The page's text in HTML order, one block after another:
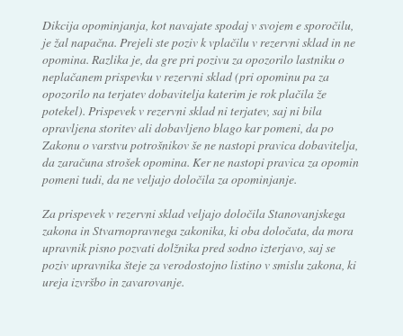
Dikcija opominjanja, kot navajate spodaj v svojem e sporočilu,
je žal napačna. Prejeli ste poziv k vplačilu v rezervni sklad in ne
opomina. Razlika je, da gre pri pozivu za opozorilo lastniku o
neplačanem prispevku v rezervni sklad (pri opominu pa za
opozorilo na terjatev dobavitelja katerim je rok plačila že
potekel). Prispevek v rezervni sklad ni terjatev, saj ni bila
opravljena storitev ali dobavljeno blago kar pomeni, da po
Zakonu o varstvu potrošnikov še ne nastopi pravica dobavitelja,
da zaračuna strošek opomina. Ker ne nastopi pravica za opomin
pomeni tudi, da ne veljajo določila za opominjanje.
Za prispevek v rezervni sklad veljajo določila Stanovanjskega
zakona in Stvarnopravnega zakonika, ki oba določata, da mora
upravnik pisno pozvati dolžnika pred sodno izterjavo, saj se
poziv upravnika šteje za verodostojno listino v smislu zakona, ki
ureja izvršbo in zavarovanje.